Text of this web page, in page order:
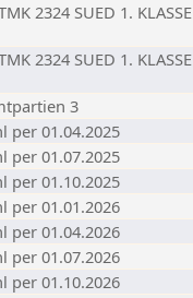
2324 SUED 1. KLASSE
2324 SUED 1. KLASSE
3
per 01.04.2025
per 01.07.2025
per 01.10.2025
per 01.01.2026
per 01.04.2026
per 01.07.2026
per 01.10.2026